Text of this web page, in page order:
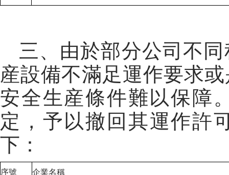
三、 由於部分公司不
産設備不滿足運作要求
安全生産條件難以保障
定 ， 予以撤回其運作許
下：
序號 企業名稱